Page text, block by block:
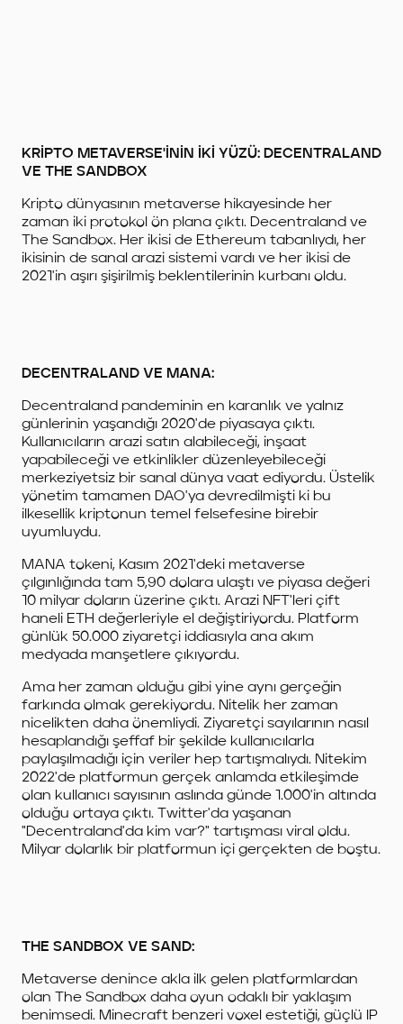
KRİPTO METAVERSE'İNİN İKİ YÜZÜ: DECENTRALAND
VE THE SANDBOX
Kripto dünyasının metaverse hikayesinde her
zaman iki protokol ön plana çıktı. Decentraland ve
The Sandbox. Her ikisi de Ethereum tabanlıydı, her
ikisinin de sanal arazi sistemi vardı ve her ikisi de
2021'in aşırı şişirilmiş beklentilerinin kurbanı oldu.
DECENTRALAND VE MANA:
Decentraland pandeminin en karanlık ve yalnız
günlerinin yaşandığı 2020'de piyasaya çıktı.
Kullanıcıların arazi satın alabileceği, inşaat
yapabileceği ve etkinlikler düzenleyebileceği
merkeziyetsiz bir sanal dünya vaat ediyordu. Üstelik
yönetim tamamen DAO'ya devredilmişti ki bu
ilkesellik kriptonun temel felsefesine birebir
uyumluydu.
MANA tokeni, Kasım 2021'deki metaverse
çılgınlığında tam 5,90 dolara ulaştı ve piyasa değeri
10 milyar doların üzerine çıktı. Arazi NFT'leri çift
haneli ETH değerleriyle el değiştiriyordu. Platform
günlük 50.000 ziyaretçi iddiasıyla ana akım
medyada manşetlere çıkıyordu.
Ama her zaman olduğu gibi yine aynı gerçeğin
farkında olmak gerekiyordu. Nitelik her zaman
nicelikten daha önemliydi. Ziyaretçi sayılarının nasıl
hesaplandığı şeffaf bir şekilde kullanıcılarla
paylaşılmadığı için veriler hep tartışmalıydı. Nitekim
2022'de platformun gerçek anlamda etkileşimde
olan kullanıcı sayısının aslında günde 1.000'in altında
olduğu ortaya çıktı. Twitter'da yaşanan
"Decentraland'da kim var?" tartışması viral oldu.
Milyar dolarlık bir platformun içi gerçekten de boştu.
THE SANDBOX VE SAND:
Metaverse denince akla ilk gelen platformlardan
olan The Sandbox daha oyun odaklı bir yaklaşım
benimsedi. Minecraft benzeri voxel estetiği, güçlü IP